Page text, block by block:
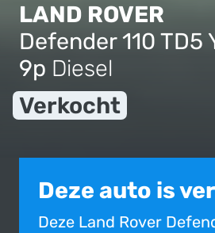
LAND ROVER
Defender 110
9p Diesel
Verkocht
Deze auto is
Deze Land Rover